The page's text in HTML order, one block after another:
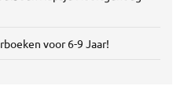
voor 6-9 Jaar!